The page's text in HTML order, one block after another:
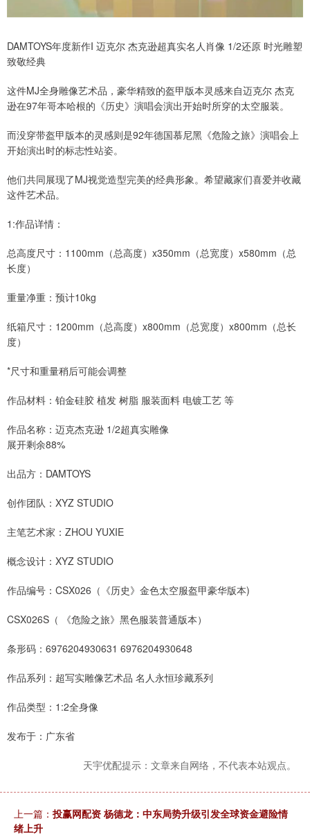
DAMTOYS年度新作I 迈克尔 杰克逊超真实名人肖像 1/2还原 时光雕塑
致敬经典
这件MJ全身雕像艺术品，豪华精致的盔甲版本灵感来自迈克尔 杰克
逊在97年哥本哈根的《历史》演唱会演出开始时所穿的太空服装。
而没穿带盔甲版本的灵感则是92年德国慕尼黑《危险之旅》演唱会上
开始演出时的标志性站姿。
他们共同展现了MJ视觉造型完美的经典形象。希望藏家们喜爱并收藏
这件艺术品。
1:作品详情：
总高度尺寸：1100mm（总高度）x350mm（总宽度）x580mm（总
长度）
重量净重：预计10kg
纸箱尺寸：1200mm（总高度）x800mm（总宽度）x800mm（总长
度）
*尺寸和重量稍后可能会调整
作品材料：铂金硅胶 植发 树脂 服装面料 电镀工艺 等
作品名称：迈克杰克逊 1/2超真实雕像
展开剩余88%
出品方：DAMTOYS
创作团队：XYZ STUDIO
主笔艺术家：ZHOU YUXIE
概念设计：XYZ STUDIO
作品编号：CSX026（《历史》金色太空服盔甲豪华版本)
CSX026S（ 《危险之旅》黑色服装普通版本）
条形码：6976204930631 6976204930648
作品系列：超写实雕像艺术品 名人永恒珍藏系列
作品类型：1:2全身像
发布于：广东省
天宇优配提示：文章来自网络，不代表本站观点。
上一篇： 投赢网配资 杨德龙：中东局势升级引发全球资金避险情
绪上升